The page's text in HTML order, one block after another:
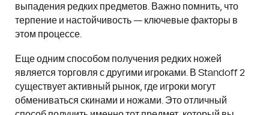
выпадения редких предметов. Важно помнить, что
терпение и настойчивость — ключевые факторы в
этом процессе.
Еще одним способом получения редких ножей
является торговля с другими игроками. В Standoff 2
существует активный рынок, где игроки могут
обмениваться скинами и ножами. Это отличный